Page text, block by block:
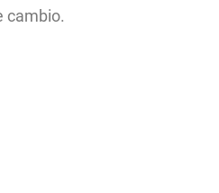
cambio.